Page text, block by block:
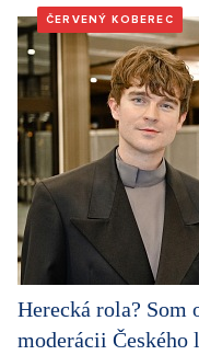
ČERVENÝ KOBEREC
Herecká rola? Som
moderácii Českého